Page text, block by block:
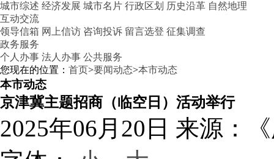
城市综述 经济发展 城市名片 行政区划 历史沿革 自然地理
互动交流
领导信箱 网上信访 咨询投诉 留言选登 征集调查
政务服务
个人办事 法人办事 公共服务
您现在的位置： 首页>要闻动态>本市动态
本市动态
京津冀主题招商（临空日）活动举行
2025年06月20日 来源：